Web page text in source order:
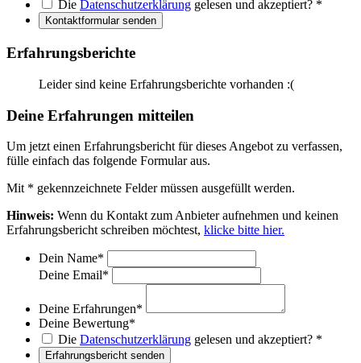
Die Datenschutzerklärung gelesen und akzeptiert? *
Kontaktformular senden
Erfahrungsberichte
Leider sind keine Erfahrungsberichte vorhanden :(
Deine Erfahrungen mitteilen
Um jetzt einen Erfahrungsbericht für dieses Angebot zu verfassen,
fülle einfach das folgende Formular aus.
Mit * gekennzeichnete Felder müssen ausgefüllt werden.
Hinweis: Wenn du Kontakt zum Anbieter aufnehmen und keinen
Erfahrungsbericht schreiben möchtest, klicke bitte hier.
Dein Name*
Deine Email*
Deine Erfahrungen*
Deine Bewertung*
Die Datenschutzerklärung gelesen und akzeptiert? *
Erfahrungsbericht senden